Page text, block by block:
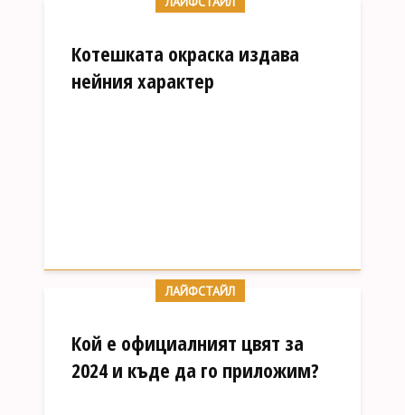
Котешката окраска издава
нейния характер
ЛАЙФСТАЙЛ
Кой е официалният цвят за
2024 и къде да го приложим?